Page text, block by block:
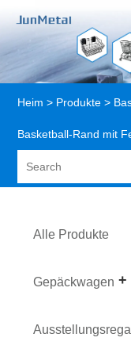
Heim > Produkte >
Basketball-Rand mit
Alle Produkte
Gepäckwagen